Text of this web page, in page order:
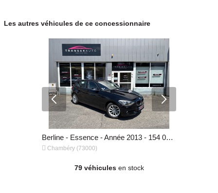
Les autres véhicules de ce concessionnaire
Berline - Essence - Année 2013 - 154 000 km, 11 490 €
 Chambéry (73000)
79 véhiculesen stock